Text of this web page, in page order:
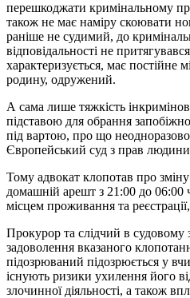
перешкоджати кримінальному
також не має наміру скоювати
раніше не судимий, до
відповідальності не
характеризується, має постійне
родину, одружений.
А сама лише тяжкість
підставою для обрання
під вартою, про що
Європейський суд з прав
Тому адвокат клопотав про
домашній арешт з 21:00 до 06:00
місцем проживання та
Прокурор та слідчий в судовому
задоволення вказаного
підозрюваний підозрюється у
існують ризики ухилення його
злочинної діяльності, а також